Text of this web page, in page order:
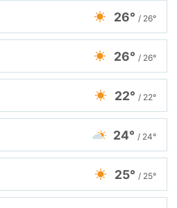
26° / 26°
26° / 26°
22° / 22°
24° / 24°
25° / 25°